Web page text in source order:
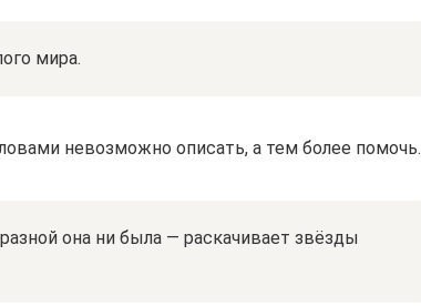
мира.
невозможно описать, а тем более помочь.
она ни была — раскачивает звёзды